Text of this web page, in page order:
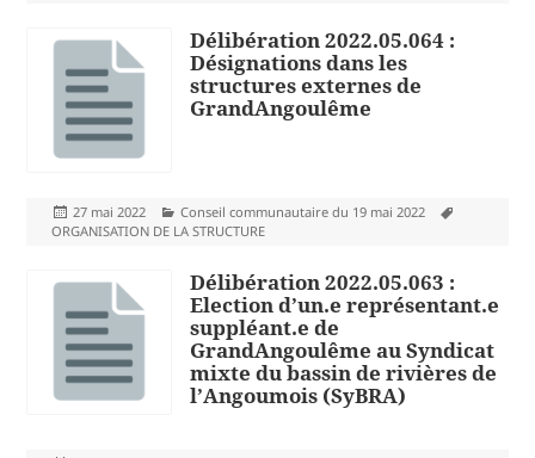
Délibération 2022.05.064 :
Désignations dans les
structures externes de
GrandAngoulême
Publié
le
27 mai 2022 Catégories
Conseil communautaire du 19 mai 2022
ORGANISATION DE LA STRUCTURE
Délibération 2022.05.063 :
Election d’un.e représentant.e
suppléant.e de
GrandAngoulême au Syndicat
mixte du bassin de rivières de
l’Angoumois (SyBRA)